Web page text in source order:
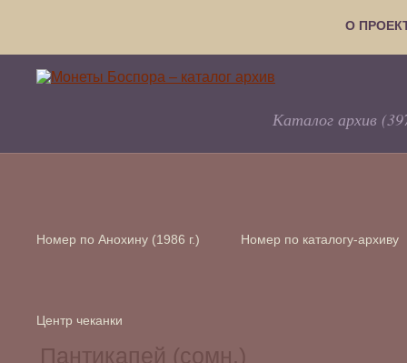
О
Каталог архив
Номер по Анохину (1986 г.) Номер по каталогу-архиву
Центр чеканки